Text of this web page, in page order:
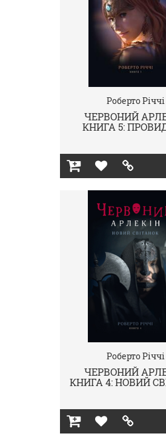
Роберто Річчі
ЧЕРВОНИЙ
КНИГА 5:
Роберто Річчі
ЧЕРВОНИЙ
КНИГА 4: НОВИЙ